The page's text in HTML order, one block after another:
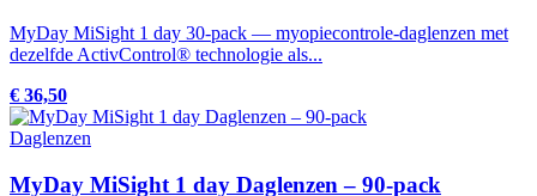
MyDay MiSight 1 day 30-pack — myopiecontrole-daglenzen met
dezelfde ActivControl® technologie als...
€ 36,50
Daglenzen
MyDay MiSight 1 day Daglenzen – 90-pack